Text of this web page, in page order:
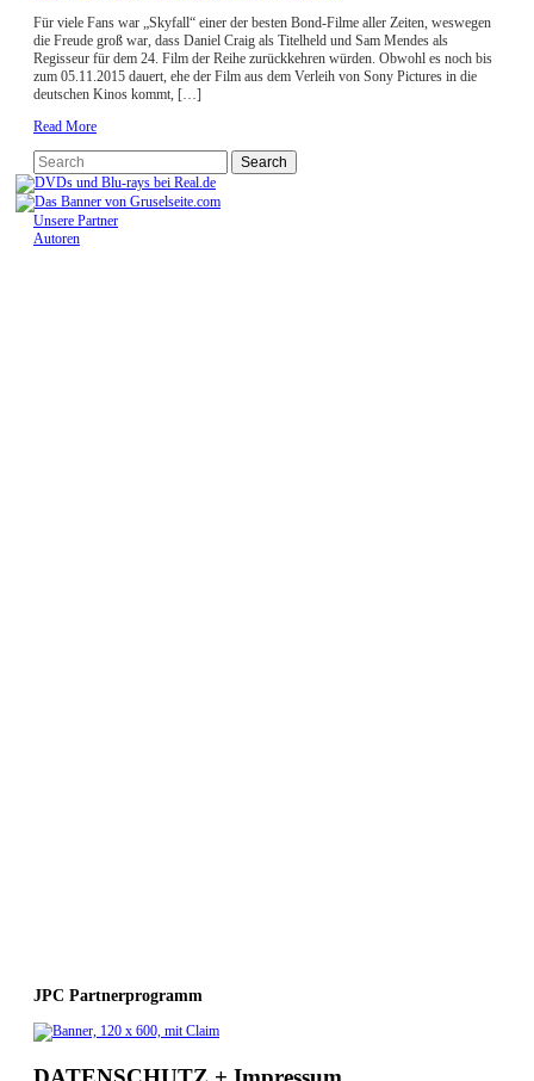
Für viele Fans war „Skyfall“ einer der besten Bond-Filme aller Zeiten, weswegen
die Freude groß war, dass Daniel Craig als Titelheld und Sam Mendes als
Regisseur für dem 24. Film der Reihe zurückkehren würden. Obwohl es noch bis
zum 05.11.2015 dauert, ehe der Film aus dem Verleih von Sony Pictures in die
deutschen Kinos kommt, […]
Read More
Unsere Partner
Autoren
JPC Partnerprogramm